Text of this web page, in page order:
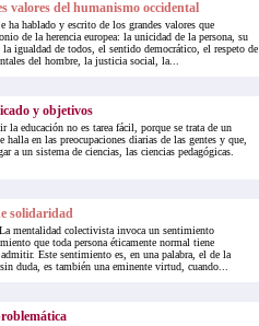
valores del humanismo occidental
hablado y escrito de los grandes valores que
de la herencia europea: la unicidad de la persona, su
igualdad de todos, el sentido democrático, el respeto de
del hombre, la justicia social, la...
y objetivos
educación no es tarea fácil, porque se trata de un
halla en las preocupaciones diarias de las gentes y que,
a un sistema de ciencias, las ciencias pedagógicas.
solidaridad
mentalidad colectivista invoca un sentimiento
que toda persona éticamente normal tiene
Este sentimiento es, en una palabra, el de la
duda, es también una eminente virtud, cuando...